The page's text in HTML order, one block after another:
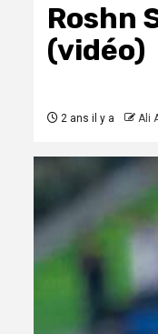
Roshn
(vidéo)
2 ans il y a Ali